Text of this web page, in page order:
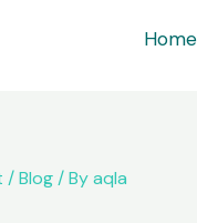
Home
/Blog/ Byaqla